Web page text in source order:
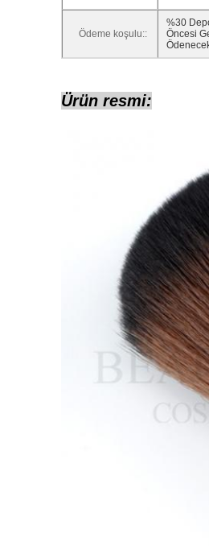
Ödeme koşulu::
%30
Öncesi
Ürün resmi: